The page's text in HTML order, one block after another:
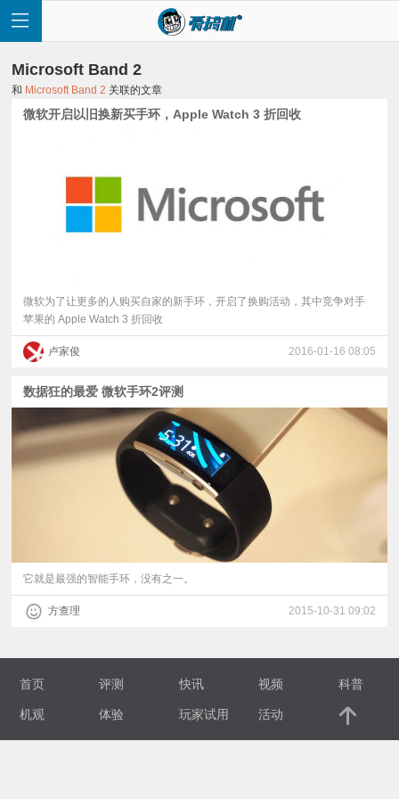
讯
评
测
视
频
普
题
Microsoft Band 2
和 Microsoft Band 2 关联的文章
微软开启以旧换新买手环，Apple Watch 3 折回收
微软为了让更多的人购买自家的新手环，开启了换购活动，其中竞争对手
苹果的 Apple Watch 3 折回收
卢家俊 2016-01-16 08:05
数据狂的最爱 微软手环2评测
它就是最强的智能手环，没有之一。
方查理 2015-10-31 09:02
首页 评测 快讯 视频 科普
机观 体验 玩家试用 活动